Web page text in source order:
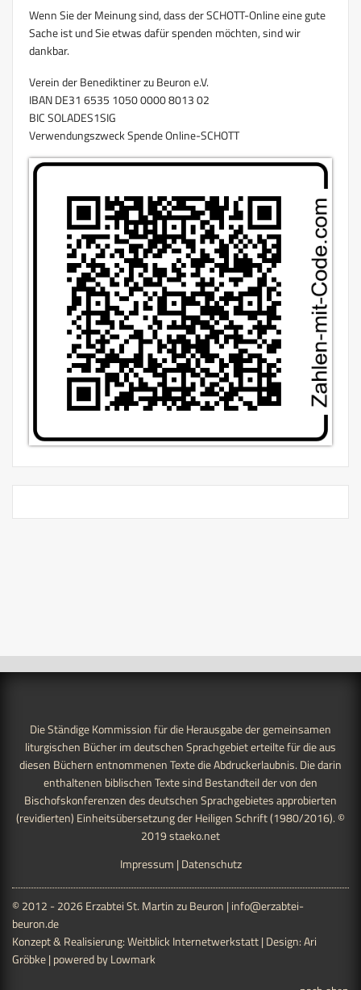
Wenn Sie der Meinung sind, dass der SCHOTT-Online eine gute
Sache ist und Sie etwas dafür spenden möchten, sind wir
dankbar.
Verein der Benediktiner zu Beuron e.V.
IBAN DE31 6535 1050 0000 8013 02
BIC SOLADES1SIG
Verwendungszweck Spende Online-SCHOTT
Die Ständige Kommission für die Herausgabe der gemeinsamen
liturgischen Bücher im deutschen Sprachgebiet erteilte für die aus
diesen Büchern entnommenen Texte die Abdruckerlaubnis. Die darin
enthaltenen biblischen Texte sind Bestandteil der von den
Bischofskonferenzen des deutschen Sprachgebietes approbierten
(revidierten) Einheitsübersetzung der Heiligen Schrift (1980/2016). ©
2019staeko.net
Impressum | Datenschutz
© 2012 - 2026 Erzabtei St. Martin zu Beuron | info@erzabtei-
beuron.de
Konzept & Realisierung:Weitblick Internetwerkstatt| Design:Ari
Gröbke| powered byLowmark